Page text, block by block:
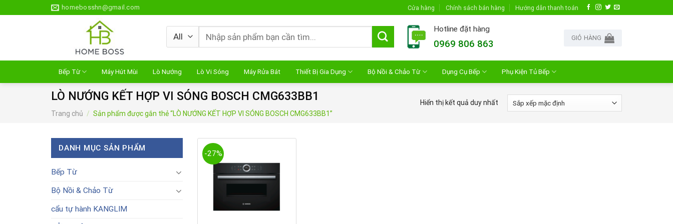
to
homebosshn@gmail.com Cửa hàng Chính sách bán hàng Hướng dẫn thanh toán
Tìm
kiếm:
Hotline đặt hàng
0969 806 863
GIỎ HÀNG
Bếp Từ Máy Hút Mùi Lò Nướng Lò Vi Sóng Máy Rửa Bát Thiết Bị Gia Dụng Bộ Nồi & Chảo Từ Dụng Cụ Bếp Phụ Kiện Tủ Bếp
LÒ NƯỚNG KẾT HỢP VI SÓNG BOSCH CMG633BB1
Trang chủ / Sản phẩm được gắn thẻ “LÒ NƯỚNG KẾT HỢP VI SÓNG BOSCH CMG633BB1”
Hiển thị kết quả duy nhất
DANH MỤC SẢN PHẨM
Bếp Từ
Bộ Nồi & Chảo Từ
cẩu tự hành KANGLIM
-27%